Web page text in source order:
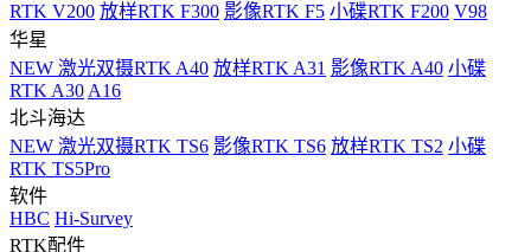
RTK V200 放样RTK F300 影像RTK F5 小碟RTK F200 V98
华星
NEW 激光双摄RTK A40 放样RTK A31 影像RTK A40 小碟
RTK A30 A16
北斗海达
NEW 激光双摄RTK TS6 影像RTK TS6 放样RTK TS2 小碟
RTK TS5Pro
软件
HBC Hi-Survey
RTK配件